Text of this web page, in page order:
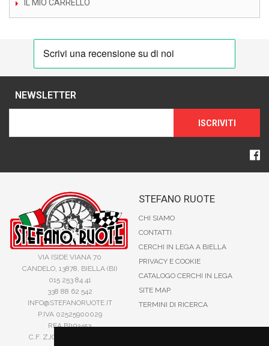
IL MIO CARRELLO
NEWSLETTER
ISCRIVITI
VIA ISIDE VIANA 70
CANDELO, 13878, BIELLA (BI)
015 253 84 41
338 88 62 542
INFO@STEFANORUOTE.IT
P.IVA 02525900029
REA BI193453
C.F. ZJOSFN73H14A859X
STEFANO RUOTE
CHI SIAMO
CONTATTI
CERCHI IN LEGA A BIELLA
PRIVACY E COOKIE
CATALOGO CERCHI IN LEGA
SITE MAP
TERMINI DI RICERCA